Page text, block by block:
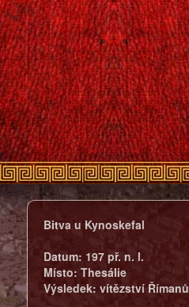
Bitva u Kynoskefal
Datum: 197 př. n. l.
Místo: Thesálie
Výsledek: vítězství Římanů